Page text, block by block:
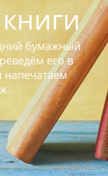
бумажный
его в